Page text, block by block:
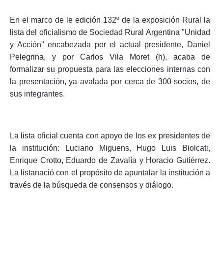
En el marco de le edición 132º de la exposición Rural la
lista del oficialismo de Sociedad Rural Argentina "Unidad
y Acción" encabezada por el actual presidente, Daniel
Pelegrina, y por Carlos Vila Moret (h), acaba de
formalizar su propuesta para las elecciones internas con
la presentación, ya avalada por cerca de 300 socios, de
sus integrantes.
La lista oficial cuenta con apoyo de los ex presidentes de
la institución: Luciano Miguens, Hugo Luis Biolcati,
Enrique Crotto, Eduardo de Zavalía y Horacio Gutiérrez.
La listanació con el propósito de apuntalar la institución a
través de la búsqueda de consensos y diálogo.